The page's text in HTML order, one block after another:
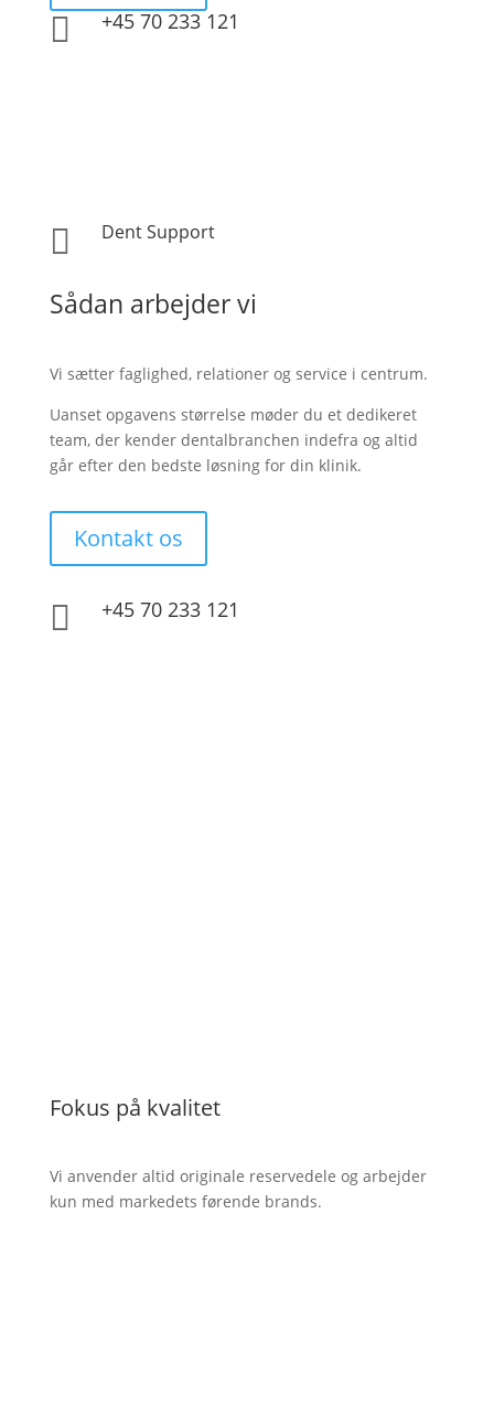
 +45 70 233 121
 Dent Support
Sådan arbejder vi
Vi sætter faglighed, relationer og service i centrum.
Uanset opgavens størrelse møder du et dedikeret
team, der kender dentalbranchen indefra og altid
går efter den bedste løsning for din klinik.
Kontakt os
 +45 70 233 121
Fokus på kvalitet
Vi anvender altid originale reservedele og arbejder
kun med markedets førende brands.